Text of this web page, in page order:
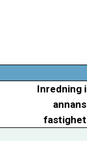
Inredning i
annans
fastighet